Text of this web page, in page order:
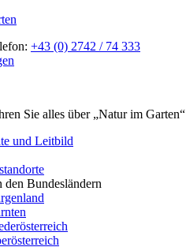
+43 (0) 2742 / 74 333
Sie alles über „Natur im Garten“
und Leitbild
den Bundesländern